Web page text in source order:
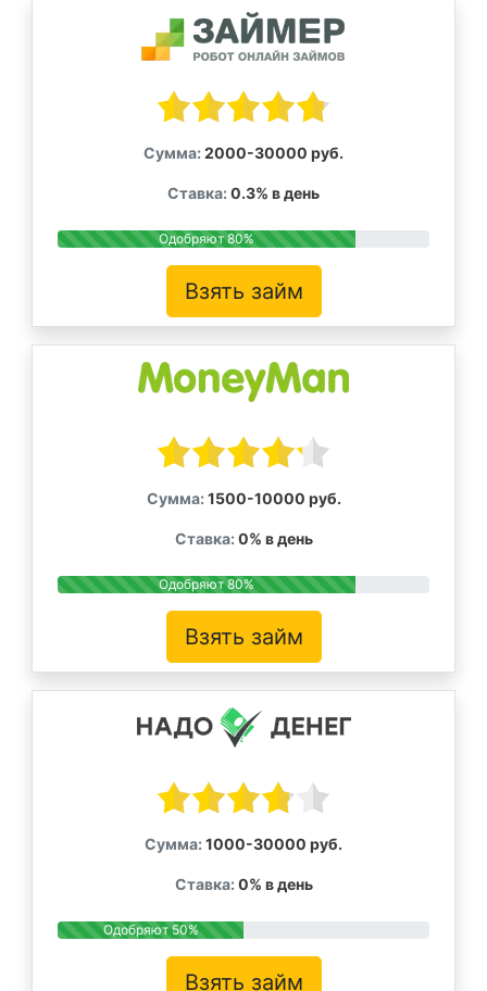
Сумма: 2000-30000 руб.
Ставка: 0.3% в день
Одобряют 80%
Взять займ
Сумма: 1500-10000 руб.
Ставка: 0% в день
Одобряют 80%
Взять займ
Сумма: 1000-30000 руб.
Ставка: 0% в день
Одобряют 50%
Взять займ